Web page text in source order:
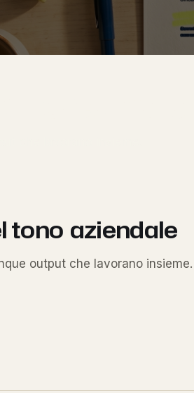
tono aziendale
output che lavorano insieme.